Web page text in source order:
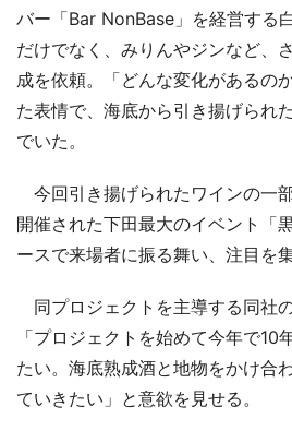
バー「Bar NonBase」を経営する
だけでなく、みりんやジンなど、
成を依頼。「どんな変化があるの
た表情で、海底から引き揚げられ
でいた。
今回引き揚げられたワインの一
開催された下田最大のイベント「
ースで来場者に振る舞い、注目を集
同プロジェクトを主導する同社
「プロジェクトを始めて今年で10
たい。海底熟成酒と地物をかけ合
ていきたい」と意欲を見せる。